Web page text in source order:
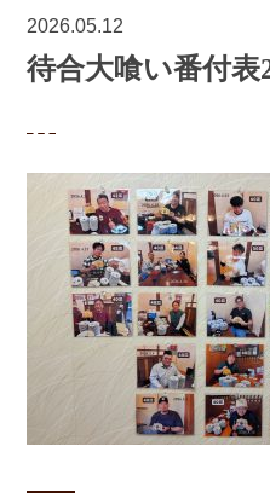
2026.05.12
待合大喰い番付表